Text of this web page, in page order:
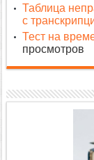
Таблица
с
Тест на
просмотров